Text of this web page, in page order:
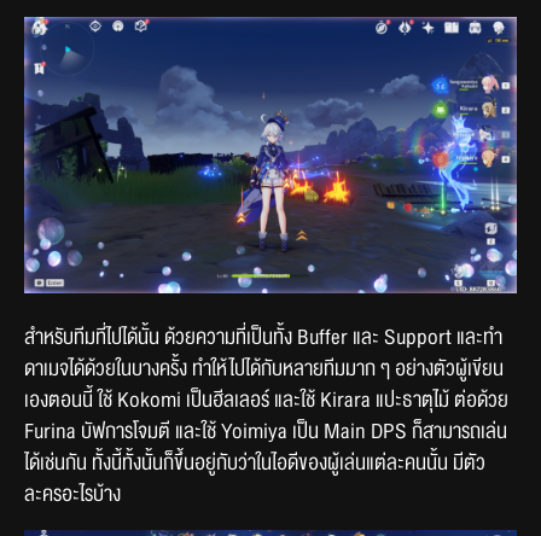
สำหรับทีมที่ไปได้นั้น ด้วยความที่เป็นทั้ง Buffer และ Support และทำ
ดาเมจได้ด้วยในบางครั้ง ทำให้ไปได้กับหลายทีมมาก ๆ อย่างตัวผู้เขียน
เองตอนนี้ ใช้ Kokomi เป็นฮีลเลอร์ และใช้ Kirara แปะธาตุไม้ ต่อด้วย
Furina บัฟการโจมตี และใช้ Yoimiya เป็น Main DPS ก็สามารถเล่น
ได้เช่นกัน ทั้งนี้ทั้งนั้นก็ขึ้นอยู่กับว่าในไอดีของผู้เล่นแต่ละคนนั้น มีตัว
ละครอะไรบ้าง